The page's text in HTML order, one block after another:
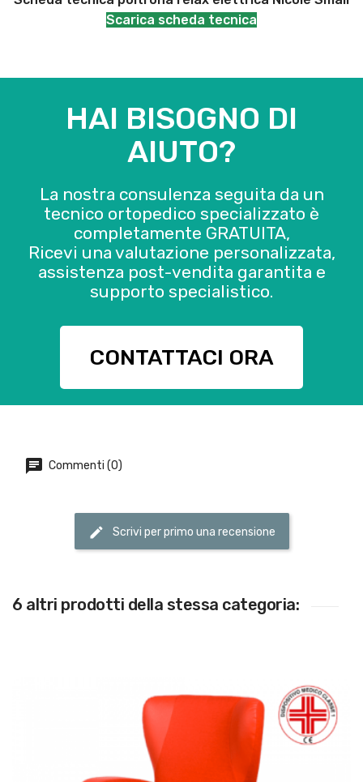
Scarica scheda tecnica
HAI BISOGNO DI
AIUTO?
La nostra consulenza seguita da un
tecnico ortopedico specializzato è
completamente GRATUITA,
Ricevi una valutazione personalizzata,
assistenza post-vendita garantita e
supporto specialistico.
CONTATTACI ORA
Commenti (0)
Scrivi per primo una recensione
6 altri prodotti della stessa categoria: